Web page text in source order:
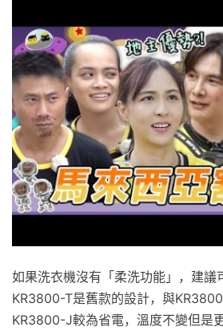
如果洗衣機沒有「柔洗功能」，建議
KR3800-T是舊款的設計，與
KR3800-J較為省電，溫度不變但是